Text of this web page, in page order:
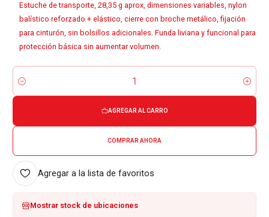
Estuche de transporte, 28,35 g aprox, dimensiones variables, nylon
balístico reforzado + elástico, cierre con broche metálico, fijación
para cinturón, sin bolsillos adicionales. Funda liviana y funcional para
protección básica sin aumentar volumen.
Cantidad
AGREGAR AL CARRO
COMPRAR AHORA
Agregar a la lista de favoritos
Mostrar stock de ubicaciones